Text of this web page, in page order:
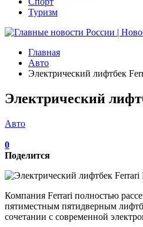
Туризм
Главная
Авто
Электрический лифтбек
Электрический
Авто
0
Поделится
Компания Ferrari полностью
пятиместным пятидверным
сочетании с современной